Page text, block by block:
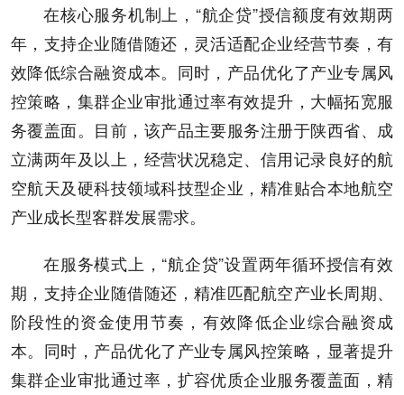
在核心服务机制上，“航企贷”授信额度有效期两
年，支持企业随借随还，灵活适配企业经营节奏，有
效降低综合融资成本。同时，产品优化了产业专属风
控策略，集群企业审批通过率有效提升，大幅拓宽服
务覆盖面。目前，该产品主要服务注册于陕西省、成
立满两年及以上，经营状况稳定、信用记录良好的航
空航天及硬科技领域科技型企业，精准贴合本地航空
产业成长型客群发展需求。
在服务模式上，“航企贷”设置两年循环授信有效
期，支持企业随借随还，精准匹配航空产业长周期、
阶段性的资金使用节奏，有效降低企业综合融资成
本。同时，产品优化了产业专属风控策略，显著提升
集群企业审批通过率，扩容优质企业服务覆盖面，精